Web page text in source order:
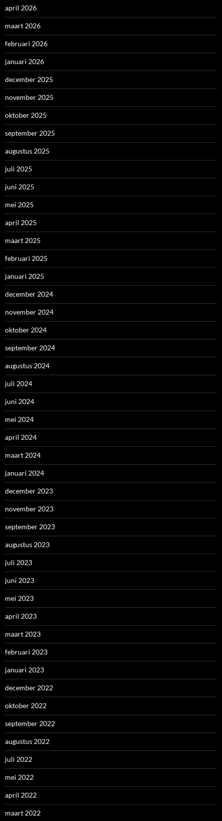
april 2026
maart 2026
februari 2026
januari 2026
december 2025
november 2025
oktober 2025
september 2025
augustus 2025
juli 2025
juni 2025
mei 2025
april 2025
maart 2025
februari 2025
januari 2025
december 2024
november 2024
oktober 2024
september 2024
augustus 2024
juli 2024
juni 2024
mei 2024
april 2024
maart 2024
januari 2024
december 2023
november 2023
september 2023
augustus 2023
juli 2023
juni 2023
mei 2023
april 2023
maart 2023
februari 2023
januari 2023
december 2022
oktober 2022
september 2022
augustus 2022
juli 2022
mei 2022
april 2022
maart 2022